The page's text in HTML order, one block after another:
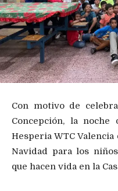
Con motivo de
Concepción, la
Hesperia WTC
Navidad para los
que hacen vida en la